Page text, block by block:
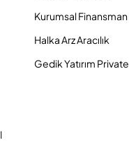
Kurumsal Finansman
Halka Arz Aracılık
Gedik Yatırım Private